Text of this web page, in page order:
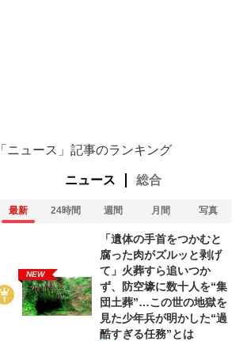
「ニュース」記事のランキング
ニュース 総合
最新 24時間 週間 月間 写真
NEW
「遺体の手首をつかむと
腐った肉がズルッと剥げ
て」火葬すら追いつか
ず、防空壕に数十人を“集
団土葬”…この世の地獄を
見た少年兵が明かした“過
酷すぎる任務”とは